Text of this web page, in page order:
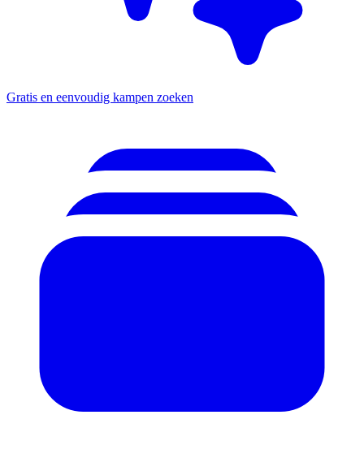
Gratis en eenvoudig kampen zoeken